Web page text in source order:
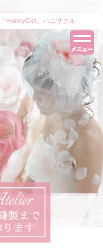
HoneyCiel」ハニサクル